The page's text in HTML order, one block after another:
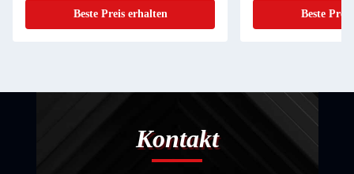
Beste Preis erhalten Beste
Kontakt